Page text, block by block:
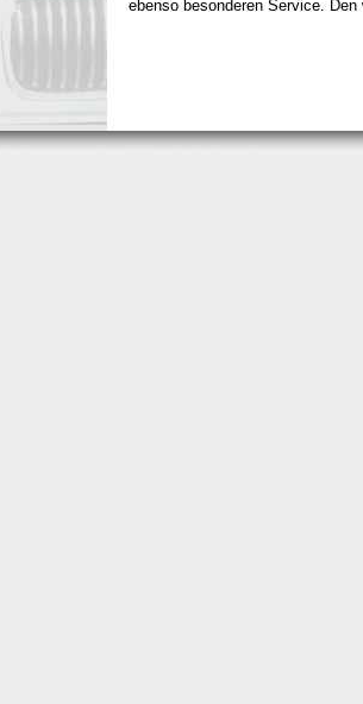
ebenso besonderen Service. Den